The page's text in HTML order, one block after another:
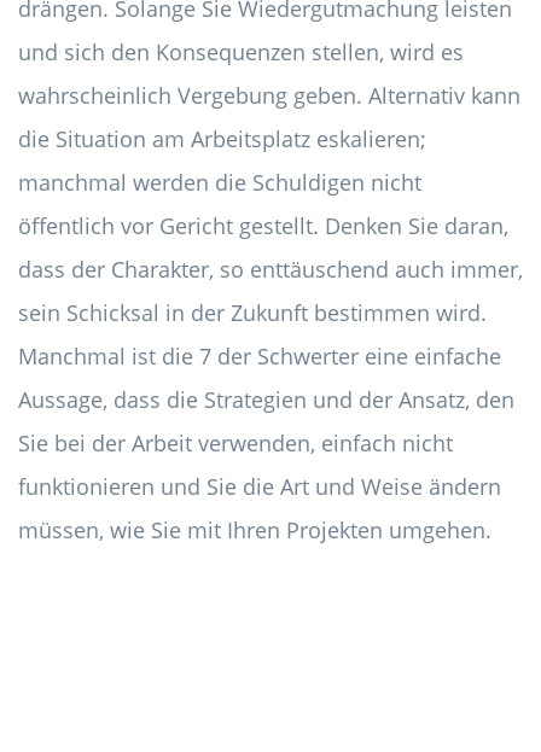
drängen. Solange Sie Wiedergutmachung leisten
und sich den Konsequenzen stellen, wird es
wahrscheinlich Vergebung geben. Alternativ kann
die Situation am Arbeitsplatz eskalieren;
manchmal werden die Schuldigen nicht
öffentlich vor Gericht gestellt. Denken Sie daran,
dass der Charakter, so enttäuschend auch immer,
sein Schicksal in der Zukunft bestimmen wird.
Manchmal ist die 7 der Schwerter eine einfache
Aussage, dass die Strategien und der Ansatz, den
Sie bei der Arbeit verwenden, einfach nicht
funktionieren und Sie die Art und Weise ändern
müssen, wie Sie mit Ihren Projekten umgehen.